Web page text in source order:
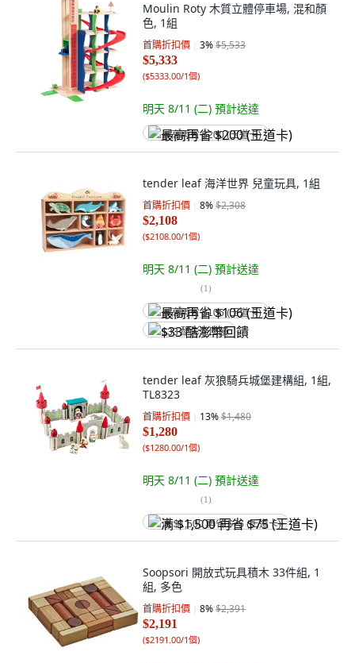
Moulin Roty 木質立體停車場, 混和顏
色, 1組
首購折扣價 3%$5,533
$5,333
($5333.00/1個)
明天 8/11 (二) 預計送達
最高再省 $200 (王道卡)
tender leaf 海洋世界 兒童玩具, 1組
首購折扣價 8%$2,308
$2,108
($2108.00/1個)
明天 8/11 (二) 預計送達
(1)
最高再省 $106 (王道卡)
$33 酷澎幣回饋
tender leaf 灰狼騎兵城堡建構組, 1組,
TL8323
首購折扣價 13%$1,480
$1,280
($1280.00/1個)
明天 8/11 (二) 預計送達
(1)
满 $1,500 再省 $75 (王道卡)
Soopsori 開放式玩具積木 33件組, 1
組, 多色
首購折扣價 8%$2,391
$2,191
($2191.00/1個)